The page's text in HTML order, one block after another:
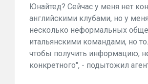
Юнайтед? Сейчас у меня нет
английскими клубами, но у
несколько неформальных
итальянскими командами, но
чтобы получить информацию,
конкретного", - подытожил